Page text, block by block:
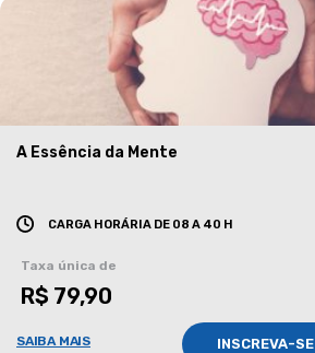
A Essência da Mente
CARGA HORÁRIA DE 08 A 40 H
Taxa única de
R$ 79,90
SAIBA MAIS INSCREVA-SE